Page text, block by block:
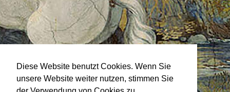
Diese Website benutzt Cookies. Wenn Sie
unsere Website weiter nutzen, stimmen Sie